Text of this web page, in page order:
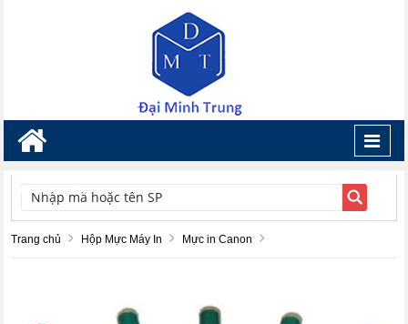
TÌM KIẾM
Trang chủ Hộp Mực Máy In Mực in Canon